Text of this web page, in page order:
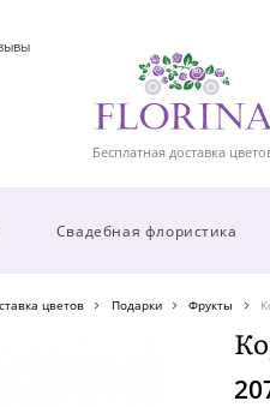
Бесплатная доставка
Свадебная флористика
цветов Подарки Фрукты